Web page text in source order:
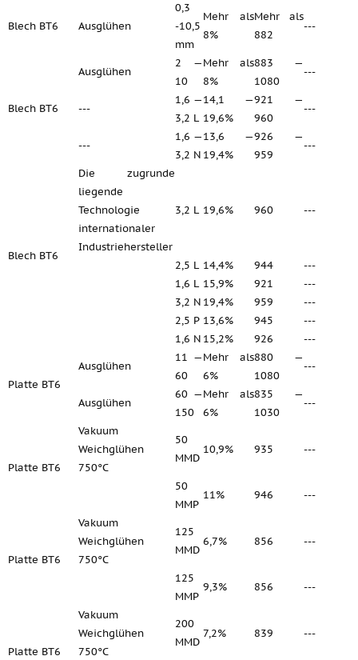
Blech ВТ6 Ausglühen
0,3
-10,5
mm
Mehr als
8%
Mehr als
882
---
Blech ВТ6
Ausglühen
2 —
10
Mehr als
8%
883 —
1080
---
---
1,6 —
3,2 L
14,1 —
19,6%
921 —
960
---
---
1,6 —
3,2 N
13,6 —
19,4%
926 —
959
---
Blech ВТ6
Die zugrunde
liegende
Technologie
internationaler
Industriehersteller
3,2 L 19,6% 960 ---
2,5 L 14,4% 944
---
1,6 L 15,9% 921
---
3,2 N 19,4% 959
---
2,5 P 13,6% 945
---
1,6 N 15,2% 926 ---
Platte ВТ6
Ausglühen
11 —
60
Mehr als
6%
880 —
1080
---
Ausglühen
60 —
150
Mehr als
6%
835 —
1030
---
Platte ВТ6
Vakuum
Weichglühen
750°C
50
MMD
10,9% 935 ---
50
MMP
11% 946 ---
Platte ВТ6
Vakuum
Weichglühen
750°C
125
MMD
6,7% 856 ---
125
MMP
9,3% 856 ---
Platte ВТ6
Vakuum
Weichglühen
750°C
200
MMD
7,2% 839 ---